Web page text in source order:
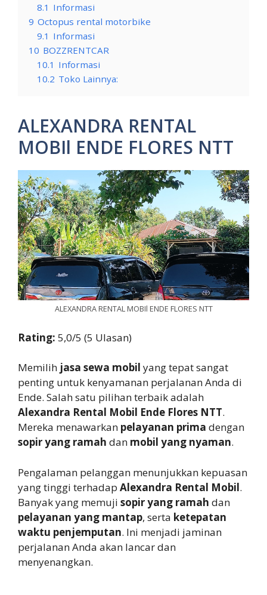
8.1 Informasi
9 Octopus rental motorbike
9.1 Informasi
10 BOZZRENTCAR
10.1 Informasi
10.2 Toko Lainnya:
ALEXANDRA RENTAL
MOBIl ENDE FLORES NTT
ALEXANDRA RENTAL MOBIl ENDE FLORES NTT
Rating: 5,0/5 (5 Ulasan)
Memilih jasa sewa mobil yang tepat sangat
penting untuk kenyamanan perjalanan Anda di
Ende. Salah satu pilihan terbaik adalah
Alexandra Rental Mobil Ende Flores NTT.
Mereka menawarkan pelayanan prima dengan
sopir yang ramah dan mobil yang nyaman.
Pengalaman pelanggan menunjukkan kepuasan
yang tinggi terhadap Alexandra Rental Mobil.
Banyak yang memuji sopir yang ramah dan
pelayanan yang mantap, serta ketepatan
waktu penjemputan. Ini menjadi jaminan
perjalanan Anda akan lancar dan
menyenangkan.